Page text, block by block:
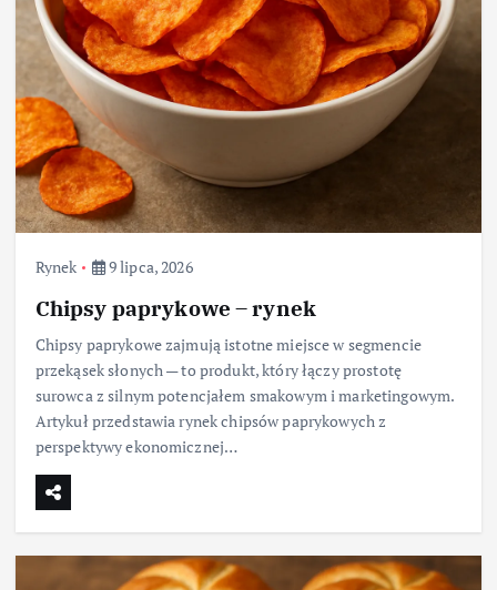
Rynek 9 lipca, 2026
Chipsy paprykowe – rynek
Chipsy paprykowe zajmują istotne miejsce w segmencie
przekąsek słonych — to produkt, który łączy prostotę
surowca z silnym potencjałem smakowym i marketingowym.
Artykuł przedstawia rynek chipsów paprykowych z
perspektywy ekonomicznej…